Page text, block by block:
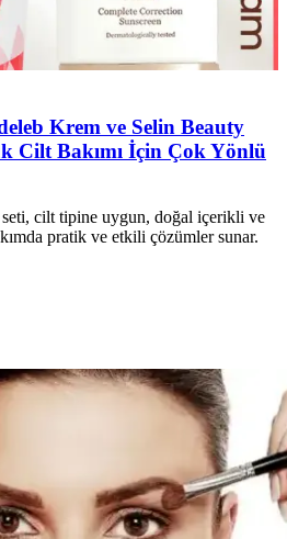
Krem ve Selin Beauty
Cilt Bakımı İçin Çok Yönlü
cilt tipine uygun, doğal içerikli ve
pratik ve etkili çözümler sunar.